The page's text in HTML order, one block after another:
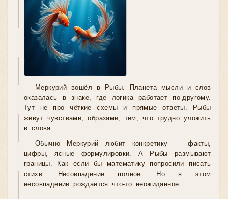
Меркурий вошёл в Рыбы. Планета мысли и слов
оказалась в знаке, где логика работает по-другому.
Тут не про чёткие схемы и прямые ответы. Рыбы
живут чувствами, образами, тем, что трудно уложить
в слова.
Обычно Меркурий любит конкретику — факты,
цифры, ясные формулировки. А Рыбы размывают
границы. Как если бы математику попросили писать
стихи. Несовпадение полное. Но в этом
несовпадении рождается что-то неожиданное.